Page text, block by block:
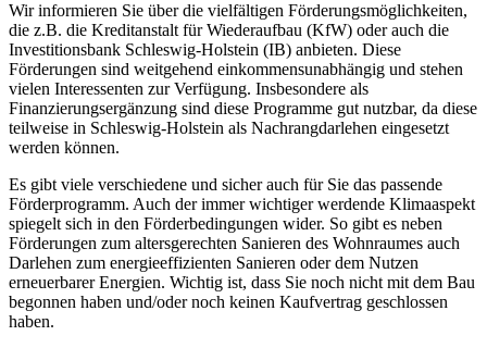
Wir informieren Sie über die vielfältigen Förderungsmöglichkeiten,
die z.B. die Kreditanstalt für Wiederaufbau (KfW) oder auch die
Investitionsbank Schleswig-Holstein (IB) anbieten. Diese
Förderungen sind weitgehend einkommensunabhängig und stehen
vielen Interessenten zur Verfügung. Insbesondere als
Finanzierungsergänzung sind diese Programme gut nutzbar, da diese
teilweise in Schleswig-Holstein als Nachrangdarlehen eingesetzt
werden können.
Es gibt viele verschiedene und sicher auch für Sie das passende
Förderprogramm. Auch der immer wichtiger werdende Klimaaspekt
spiegelt sich in den Förderbedingungen wider. So gibt es neben
Förderungen zum altersgerechten Sanieren des Wohnraumes auch
Darlehen zum energieeffizienten Sanieren oder dem Nutzen
erneuerbarer Energien. Wichtig ist, dass Sie noch nicht mit dem Bau
begonnen haben und/oder noch keinen Kaufvertrag geschlossen
haben.